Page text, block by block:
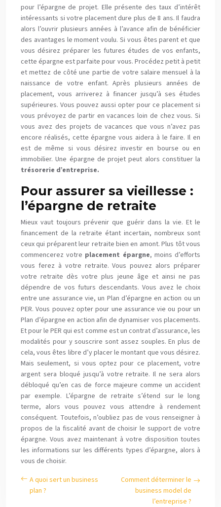
pour l’épargne de projet. Elle présente des taux d’intérêt
intéressants si votre placement dure plus de 8 ans. Il faudra
alors l’ouvrir plusieurs années à l’avance afin de bénéficier
des avantages le moment voulu. Si vous êtes parent et que
vous désirez préparer les futures études de vos enfants,
cette épargne est parfaite pour vous. Procédez petit à petit
et mettez de côté une partie de votre salaire mensuel à la
naissance de votre enfant. Après plusieurs années de
placement, vous arriverez à financer jusqu’à ses études
supérieures. Vous pouvez aussi opter pour ce placement si
vous prévoyez de partir en vacances loin de chez vous. Si
vous avez des projets de vacances que vous n’avez pas
encore réalisés, cette épargne vous aidera à le faire. Il en
est de même si vous désirez investir en bourse ou en
immobilier. Une épargne de projet peut alors constituer la
trésorerie d’entreprise.
Pour assurer sa vieillesse :
l’épargne de retraite
Mieux vaut toujours prévenir que guérir dans la vie. Et le
financement de la retraite étant incertain, nombreux sont
ceux qui préparent leur retraite bien en amont. Plus tôt vous
commencerez votre placement épargne, moins d’efforts
vous ferez à votre retraite. Vous pouvez alors préparer
votre retraite dès votre plus jeune âge et ainsi ne pas
dépendre de vos futurs descendants. Vous avez le choix
entre une assurance vie, un Plan d’épargne en action ou un
PER. Vous pouvez opter pour une assurance vie ou pour un
Plan d’épargne en action afin de dynamiser vos placements.
Et pour le PER qui est comme est un contrat d’assurance, les
modalités pour y souscrire sont assez souples. En plus de
cela, vous êtes libre d’y placer le montant que vous désirez.
Mais seulement, si vous optez pour ce placement, votre
argent sera bloqué jusqu’à votre retraite. Il ne sera alors
débloqué qu’en cas de force majeure comme un accident
par exemple. L’épargne de retraite s’étend sur le long
terme, alors vous pouvez vous attendre à rendement
conséquent. Toutefois, n’oubliez pas de vous renseigner à
propos de la fiscalité avant de choisir le support de votre
épargne. Vous avez maintenant à votre disposition toutes
les informations sur les différents types d’épargne, alors à
vous de choisir.
A quoi sert un business
plan ?
Comment déterminer le
business model de
l’entreprise ?